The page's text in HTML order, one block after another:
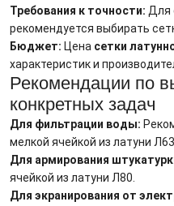
Требования к точности: Для
рекомендуется выбирать
Бюджет: Цена сетки
характеристик и
Рекомендации по
конкретных задач
Для фильтрации воды:
мелкой ячейкой из латуни Л63.
Для армирования
ячейкой из латуни Л80.
Для экранирования от